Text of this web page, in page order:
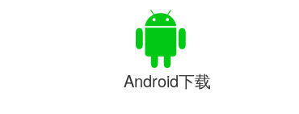
Android下载